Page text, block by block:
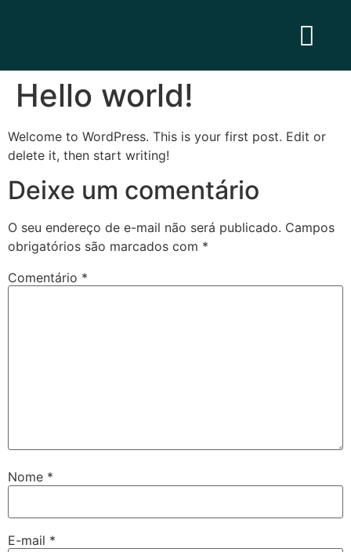
Hello world!
Welcome to WordPress. This is your first post. Edit or
delete it, then start writing!
Deixe um comentário
O seu endereço de e-mail não será publicado. Campos
obrigatórios são marcados com *
Comentário *
Nome *
E-mail *